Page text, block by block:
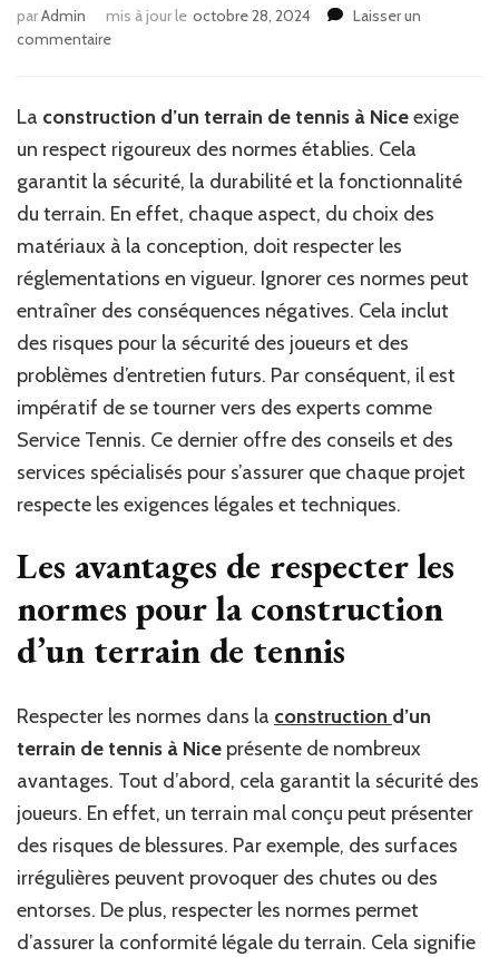
parAdmin mis à jour le octobre 28, 2024
Laisser un
commentairesur
de
respecter
normes
dans
la
d’un
terrain
de
tennis
à
Nice
La construction d’un terrain de tennis à Niceexige
un respect rigoureux des normes établies. Cela
garantit la sécurité, la durabilité et la fonctionnalité
du terrain. En effet, chaque aspect, du choix des
matériaux à la conception, doit respecter les
réglementations en vigueur. Ignorer ces normes peut
entraîner des conséquences négatives. Cela inclut
des risques pour la sécurité des joueurs et des
problèmes d’entretien futurs. Par conséquent, il est
impératif de se tourner vers des experts comme
Service Tennis. Ce dernier offre des conseils et des
services spécialisés pour s’assurer que chaque projet
respecte les exigences légales et techniques.
Les avantages de respecter les
normes pour la construction
d’un terrain de tennis
Respecter les normes dans la construction d’un
terrain de tennis à Nice présente de nombreux
avantages. Tout d’abord, cela garantit la sécurité des
joueurs. En effet, un terrain mal conçu peut présenter
des risques de blessures. Par exemple, des surfaces
irrégulières peuvent provoquer des chutes ou des
entorses. De plus, respecter les normes permet
d’assurer la conformité légale du terrain. Cela signifie